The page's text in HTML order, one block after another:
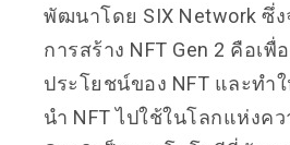
พัฒนาโดย SIX Network ซึ่
การสร้าง NFT Gen 2 คือเพื่
ประโยชน์ของ NFT และทำ
นำ NFT ไปใช้ในโลกแห่งค